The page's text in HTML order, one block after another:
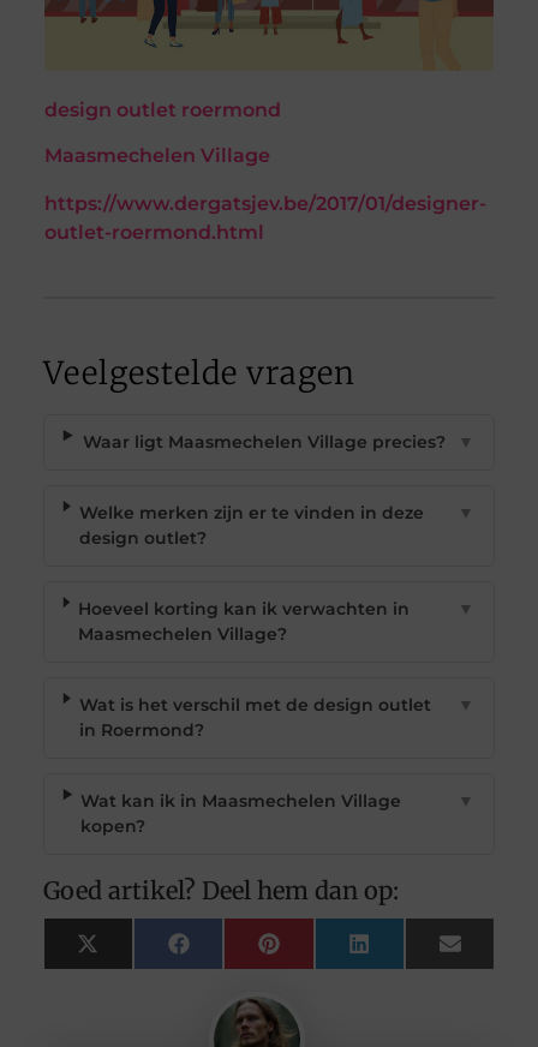
design outlet roermond
Maasmechelen Village
https://www.dergatsjev.be/2017/01/designer-
outlet-roermond.html
Veelgestelde vragen
Waar ligt Maasmechelen Village precies? ▼
Welke merken zijn er te vinden in deze
design outlet?
▼
Hoeveel korting kan ik verwachten in
Maasmechelen Village?
▼
Wat is het verschil met de design outlet
in Roermond?
▼
Wat kan ik in Maasmechelen Village
kopen?
▼
Goed artikel? Deel hem dan op:
X
(Twitter)
FacebookPinterest LinkedIn Email